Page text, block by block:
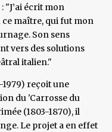
"J’ai écrit mon
ce maître, qui fut mon
Son sens
vers des solutions
italien."
1979) reçoit une
du 'Carrosse du
(1803-1870), il
Le projet a en effet